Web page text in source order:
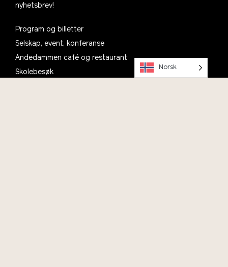
nyhetsbrev!
Program og billetter
Selskap, event, konferanse
Andedammen café og restaurant
Skolebesøk
Norsk